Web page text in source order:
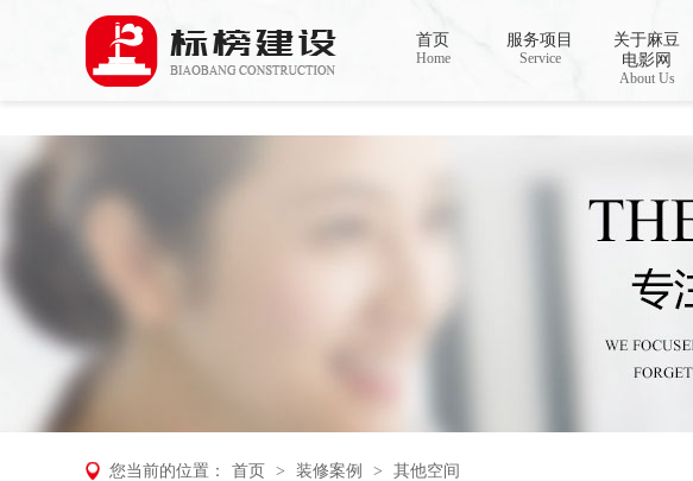
麻豆电影网,91精品麻豆视频,麻豆成人在线视频,国产
首页
Home
服务项目
Service
关于麻豆
电影网
About Us
您当前的位置： 首页 > 装修案例 > 其他空间